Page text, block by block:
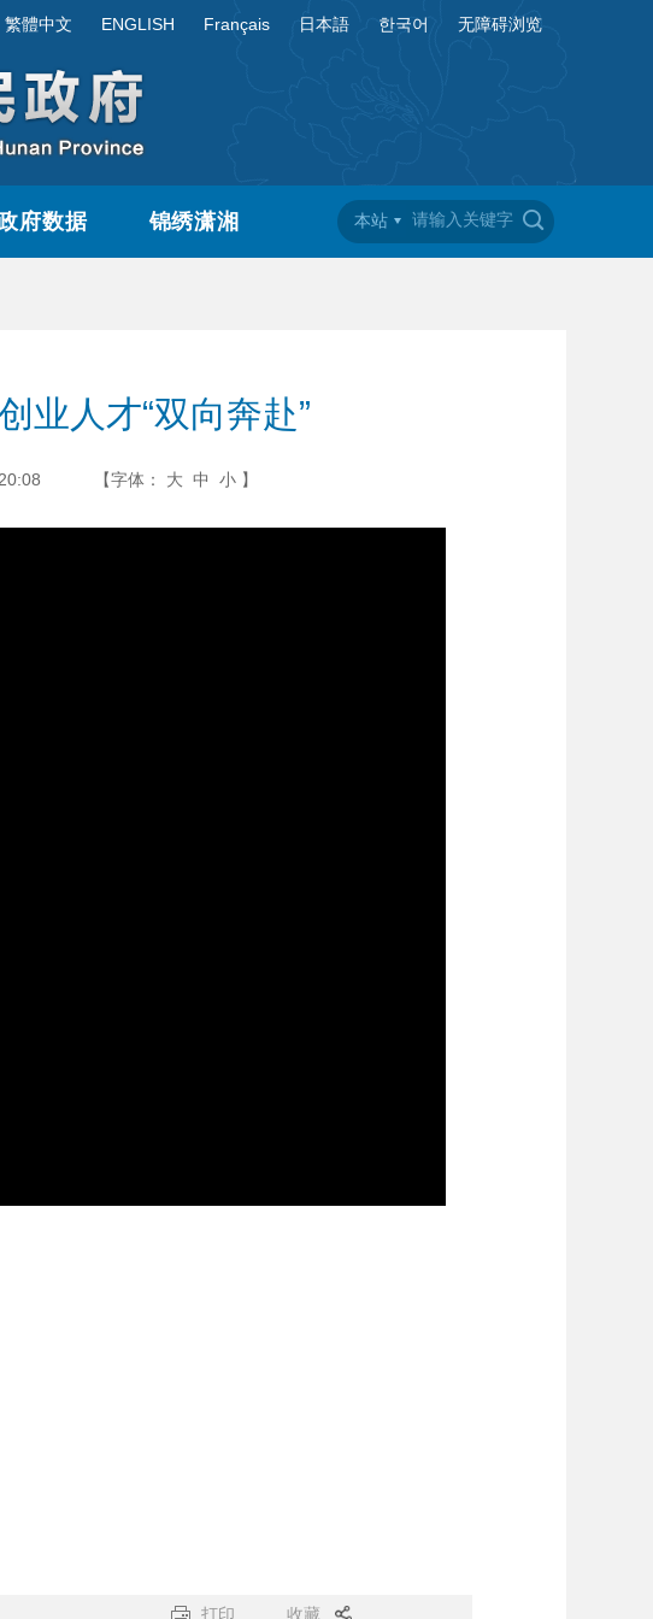
繁體中文 ENGLISH Français 日本語 한국어 无障碍浏览
府数据 锦绣潇湘 本站
业人才“双向奔赴”
【字体： 大 中 小 】
打印 收藏